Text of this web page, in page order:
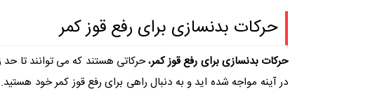
حرکات بدنسازی برای رفع قوز کمر
حرکات بدنسازی برای رفع قوز کمر، حرکاتی هستند که می ‌توانند تا
در آینه مواجه شده ‌اید و به دنبال راهی برای رفع قوز کمر خود